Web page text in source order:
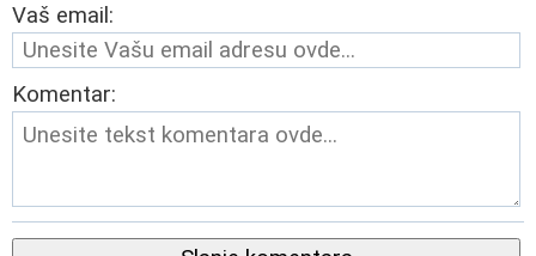
Vaš email:
Komentar: